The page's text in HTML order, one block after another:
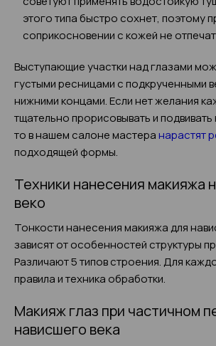
этого типа быстро сохнет, поэтому
соприкосновении с кожей не
Выступающие участки над глазами
густыми ресницами с подкрученными
нижними концами. Если нет желания
тщательно прорисовывать и
то в нашем салоне мастеранарастят
подходящей формы.
Техники нанесения макияжа
веко
Тонкости нанесения макияжа для
зависят от особенностей структуры
Различают 5 типов строения. Для
правила и техника обработки.
Макияж глаз при частичном
нависшего века